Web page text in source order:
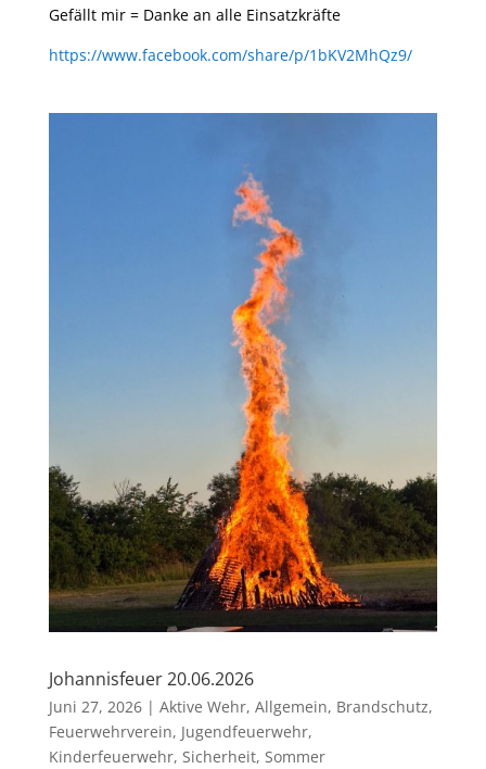
Gefällt mir = Danke an alle Einsatzkräfte
https://www.facebook.com/share/p/1bKV2MhQz9/
Johannisfeuer 20.06.2026
Juni 27, 2026| Aktive Wehr, Allgemein, Brandschutz,
Feuerwehrverein, Jugendfeuerwehr,
Kinderfeuerwehr, Sicherheit, Sommer